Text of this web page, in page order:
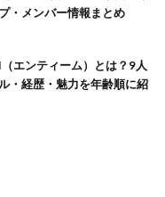
・メンバー情報まとめ
・経歴・魅力を年齢順に紹